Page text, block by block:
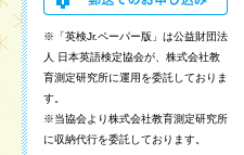
※「英検Jr.ペーパー版」は公益財団法
人 日本英語検定協会が、株式会社教
育測定研究所に運用を委託しておりま
す。
※当協会より株式会社教育測定研究所
に収納代行を委託しております。